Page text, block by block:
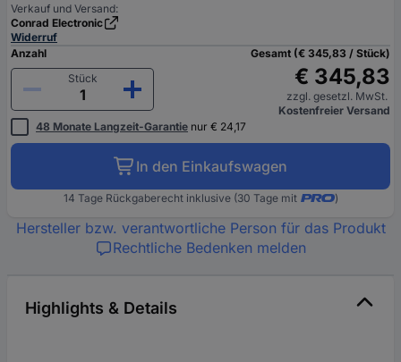
Verkauf und Versand:
Conrad Electronic
Widerruf
Anzahl
Stück
Gesamt (€ 345,83 / Stück)
€ 345,83
zzgl. gesetzl. MwSt.
Kostenfreier Versand
48 Monate Langzeit-Garantie nur € 24,17
In den Einkaufswagen
14 Tage Rückgaberecht inklusive (30 Tage mit )
Hersteller bzw. verantwortliche Person für das Produkt
Rechtliche Bedenken melden
Highlights & Details